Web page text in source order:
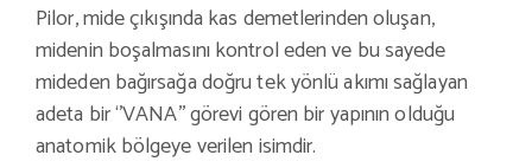
Pilor, mide çıkışında kas demetlerinden oluşan,
midenin boşalmasını kontrol eden ve bu sayede
mideden bağırsağa doğru tek yönlü akımı sağlayan
adeta bir ‘’VANA’’ görevi gören bir yapının olduğu
anatomik bölgeye verilen isimdir.